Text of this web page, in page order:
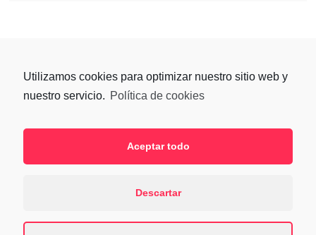
Utilizamos cookies para optimizar nuestro sitio web y
nuestro servicio. Política de cookies
Aceptar todo
Descartar
ZARAGOZA ACTIVA © 2021 | ESTUDIO